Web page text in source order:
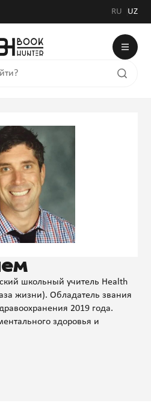
RU UZ
школьный учитель Health
жизни). Обладатель звания
2019 года.
здоровья и